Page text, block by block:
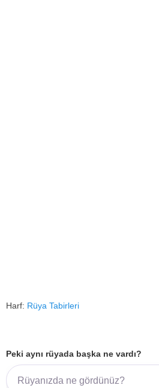
Harf: Rüya Tabirleri
Peki aynı rüyada başka ne vardı?